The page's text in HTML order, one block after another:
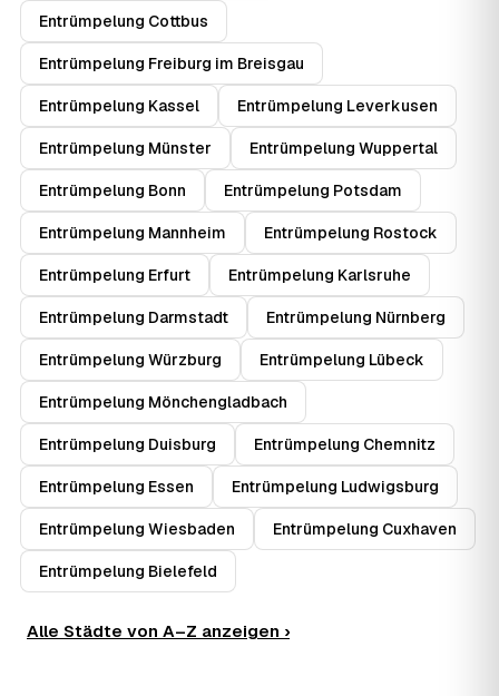
Entrümpelung Cottbus
Entrümpelung Freiburg im Breisgau
Entrümpelung Kassel Entrümpelung Leverkusen
Entrümpelung Münster Entrümpelung Wuppertal
Entrümpelung Bonn Entrümpelung Potsdam
Entrümpelung Mannheim Entrümpelung Rostock
Entrümpelung Erfurt Entrümpelung Karlsruhe
Entrümpelung Darmstadt Entrümpelung Nürnberg
Entrümpelung Würzburg Entrümpelung Lübeck
Entrümpelung Mönchengladbach
Entrümpelung Duisburg Entrümpelung Chemnitz
Entrümpelung Essen Entrümpelung Ludwigsburg
Entrümpelung Wiesbaden Entrümpelung Cuxhaven
Entrümpelung Bielefeld
Alle Städte von A–Z anzeigen ›